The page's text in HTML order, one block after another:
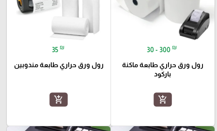
30 - 300 ₪
رول ورق حراري طابعة ماكنة
باركود
add_shopping_cart
35 ₪
رول ورق حراري طابعة مندوبين
add_shopping_cart